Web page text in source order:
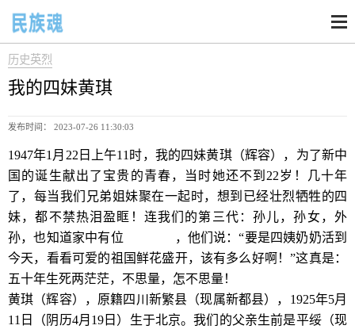
历史英烈
我的四妹黄琪
发布时间： 2023-07-26 11:30:03
1947年1月22日上午11时，我的四妹黄琪（辉容），为了新中
国的诞生献出了宝贵的青春，当时她还不到22岁！几十年
了，每当我们兄弟姐妹聚在一起时，想到已经壮烈牺牲的四
妹，都不禁热泪盈眶！连我们的第三代：孙儿，孙女，外
孙，也知道家中有位
，他们说：“要是四姨奶奶活到
今天，看看可爱的祖国鲜花盛开，该有多么好啊！”这真是：
五十年生死两茫茫，不思量，怎不思量！
黄琪（辉容），原籍四川新繁县（现属新都县），1925年5月
11日（阴历4月19日）生于北京。我们的父亲生前是平绥（现